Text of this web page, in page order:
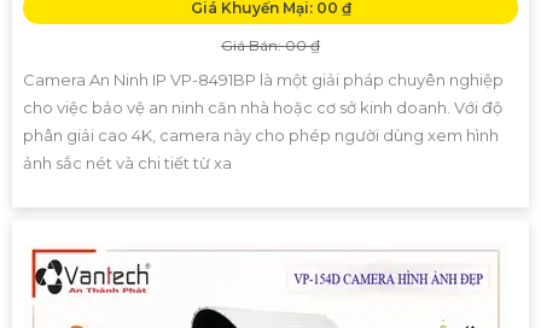
Giá Khuyến Mại: 00 ₫
Giá Bán: 00 ₫
Camera An Ninh IP VP-8491BP là một giải pháp chuyên nghiệp
cho việc bảo vệ an ninh căn nhà hoặc cơ sở kinh doanh. Với độ
phân giải cao 4K, camera này cho phép người dùng xem hình
ảnh sắc nét và chi tiết từ xa